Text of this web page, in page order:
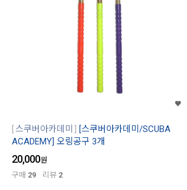
스쿠버아카데미
[스쿠버아카데미/SCUBA
ACADEMY] 오링공구 3개
20,000원
구매 29 리뷰 2